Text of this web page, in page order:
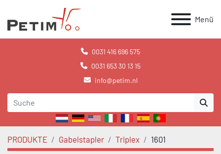
Menü
0031 416 696 575
0031 653 30 13 15
info@petim.nl
PRODUKTE Gabelstapler Triplex 1601